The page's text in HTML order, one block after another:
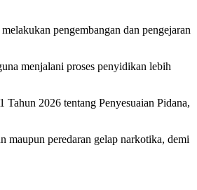
pengembangan dan pengejaran
menjalani proses penyidikan lebih
2026 tentang Penyesuaian Pidana,
maupun peredaran gelap narkotika, demi